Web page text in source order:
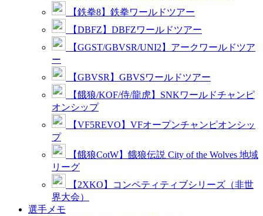
【鉄拳8】鉄拳ワールドツアー
【DBFZ】DBFZワールドツアー
【GGST/GBVSR/UNI2】アークワールドツア
ー
【GBVSR】GBVSワールドツアー
【餓狼/KOF/侍/龍虎】SNKワールドチャンピ
オンシップ
【VF5REVO】VFオープンチャンピオンシッ
プ
【餓狼CotW】餓狼伝説 City of the Wolves 地域
リーグ
【2XKO】コンペティティブシリーズ（非世
界大会）
選手メモ